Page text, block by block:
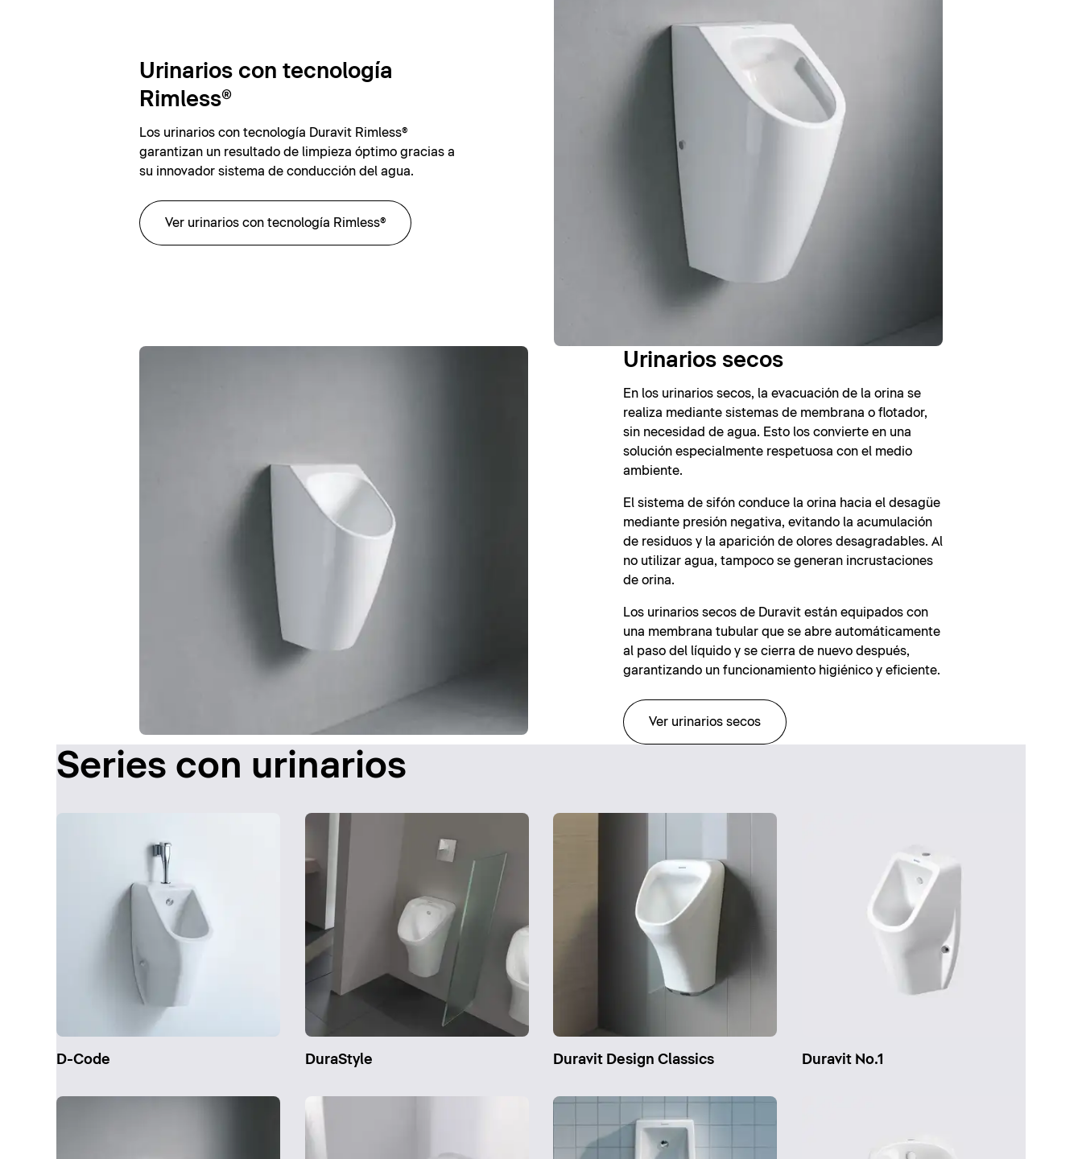
Urinarios con tecnología
Rimless®
Los urinarios con tecnología Duravit Rimless®
garantizan un resultado de limpieza óptimo gracias a
su innovador sistema de conducción del agua.
Ver urinarios con tecnología Rimless®
Urinarios secos
En los urinarios secos, la evacuación de la orina se
realiza mediante sistemas de membrana o flotador,
sin necesidad de agua. Esto los convierte en una
solución especialmente respetuosa con el medio
ambiente.
El sistema de sifón conduce la orina hacia el desagüe
mediante presión negativa, evitando la acumulación
de residuos y la aparición de olores desagradables. Al
no utilizar agua, tampoco se generan incrustaciones
de orina.
Los urinarios secos de Duravit están equipados con
una membrana tubular que se abre automáticamente
al paso del líquido y se cierra de nuevo después,
garantizando un funcionamiento higiénico y eficiente.
Ver urinarios secos
Series con urinarios
D-Code DuraStyle Duravit Design Classics Duravit No.1